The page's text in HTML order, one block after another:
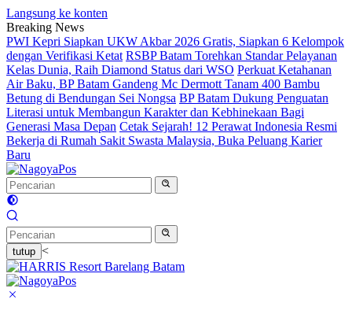
Langsung ke konten
Breaking News
PWI Kepri Siapkan UKW Akbar 2026 Gratis, Siapkan 6 Kelompok
dengan Verifikasi Ketat RSBP Batam Torehkan Standar Pelayanan
Kelas Dunia, Raih Diamond Status dari WSO Perkuat Ketahanan
Air Baku, BP Batam Gandeng Mc Dermott Tanam 400 Bambu
Betung di Bendungan Sei Nongsa BP Batam Dukung Penguatan
Literasi untuk Membangun Karakter dan Kebhinekaan Bagi
Generasi Masa Depan Cetak Sejarah! 12 Perawat Indonesia Resmi
Bekerja di Rumah Sakit Swasta Malaysia, Buka Peluang Karier
Baru
tutup <